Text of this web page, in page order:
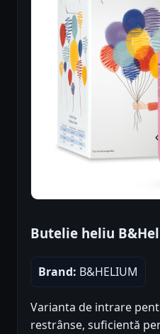
Butelie heliu
Brand: B&HELIUM
Varianta de intrare
restrânse, suficientă